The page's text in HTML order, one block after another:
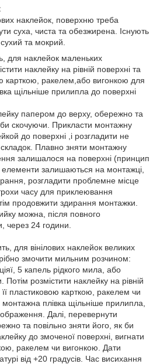
наклейок, поверхню треба
суха, чиста та обезжирена. Існують
та мокрий.
для наклейок маленьких
наклейку на рівній поверхні та
карткою, ракелем,або вигонкою для
щільніше прилипла до поверхні
папером до верху, обережно та
би скочуючи. Прикласти монтажну
до поверхні ,і розгладити не
Плавно зняти монтажну
залишалося на поверхні (принцип
залишаються на монтажці,
розгладити проблемне місце
часу для приклеювання
продовжити здирання монтажки.
можна, після повного
через 24 години.
для вінілових наклейок великих
змочити мильним розчином:
5 капель рідкого мила, або
розмістити наклейку на рівній
її пластиковою карткою, ракелем чи
плівка щільніше прилипла,
Далі, перевернути
та повільно зняти його, як би
до змоченої поверхні, вигнати
ракелем чи вигонкою. Дати
від +20 градусів. Час висихання